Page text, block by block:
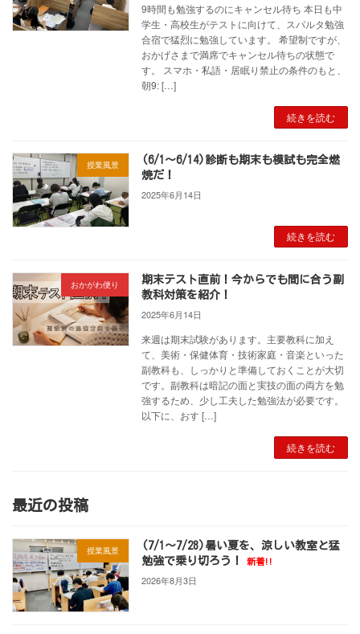
9時間も勉強するのにキャンセル待ち 本日も中
学生・高校生がテストに向けて、スパルタ勉強
合宿で猛烈に勉強しています。 希望制ですが、
おかげさまで満席でキャンセル待ちの状態で
す。 スマホ・私語・居眠り禁止の条件のもと、
朝9: […]
続きを読む
授業風景
(6/1～6/14)診断も期末も模試も完全燃
焼だ！
2025年6月14日
続きを読む
おかがわ便り
期末テスト直前！今からでも間に合う副
教科対策を紹介！
2025年6月14日
来週は期末試験があります。主要教科に加え
て、美術・保健体育・技術家庭・音楽といった
副教科も、しっかりと準備しておくことが大切
です。副教科は暗記の面と実技の面の両方を勉
強するため、少し工夫した勉強法が必要です。
以下に、おす […]
続きを読む
最近の投稿
授業風景
(7/1～7/28)暑い夏を、涼しい教室と猛
勉強で乗り切ろう！
新着!!
2026年8月3日